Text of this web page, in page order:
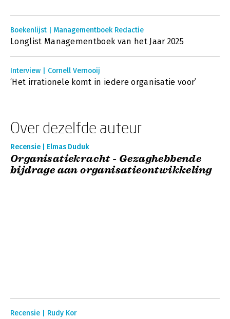
Boekenlijst | Managementboek Redactie
Longlist Managementboek van het Jaar 2025
Interview | Cornell Vernooij
‘Het irrationele komt in iedere organisatie voor’
Over dezelfde auteur
Recensie | Elmas Duduk
Organisatiekracht - Gezaghebbende
bijdrage aan organisatieontwikkeling
Recensie | Rudy Kor